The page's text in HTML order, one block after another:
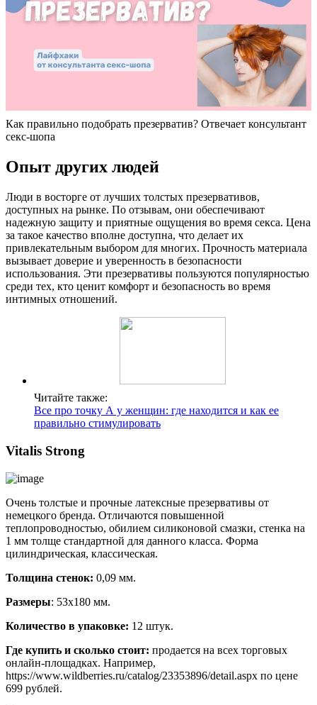
Как правильно подобрать презерватив? Отвечает консультант
секс-шопа
Опыт других людей
Люди в восторге от лучших толстых презервативов,
доступных на рынке. По отзывам, они обеспечивают
надежную защиту и приятные ощущения во время секса. Цена
за такое качество вполне доступна, что делает их
привлекательным выбором для многих. Прочность материала
вызывает доверие и уверенность в безопасности
использования. Эти презервативы пользуются популярностью
среди тех, кто ценит комфорт и безопасность во время
интимных отношений.
Читайте также:
Все про точку А у женщин: где находится и как ее
правильно стимулировать
Vitalis Strong
Очень толстые и прочные латексные презервативы от
немецкого бренда. Отличаются повышенной
теплопроводностью, обилием силиконовой смазки, стенка на
1 мм толще стандартной для данного класса. Форма
цилиндрическая, классическая.
Толщина стенок: 0,09 мм.
Размеры: 53х180 мм.
Количество в упаковке: 12 штук.
Где купить и сколько стоит: продается на всех торговых
онлайн-площадках. Например,
https://www.wildberries.ru/catalog/23353896/detail.aspx по цене
699 рублей.